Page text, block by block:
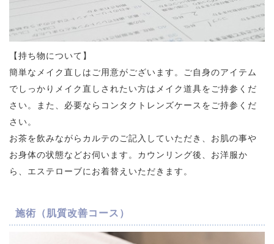
【持ち物について】
簡単なメイク直しはご用意がございます。ご自身のアイテム
でしっかりメイク直しされたい方はメイク道具をご持参くだ
さい。また、必要ならコンタクトレンズケースをご持参くだ
さい。
お茶を飲みながらカルテのご記入していただき、お肌の事や
お身体の状態などお伺います。カウンリング後、お洋服か
ら、エステローブにお着替えいただきます。
施術（肌質改善コース）